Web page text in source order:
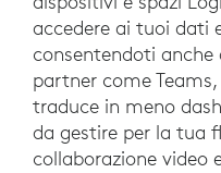
accedere ai tuoi dati
consentendoti
partner come
traduce in meno
da gestire per la tua
collaborazione video